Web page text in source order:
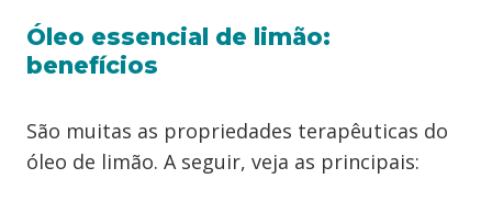
Óleo essencial de limão:
benefícios
São muitas as propriedades terapêuticas do
óleo de limão. A seguir, veja as principais: